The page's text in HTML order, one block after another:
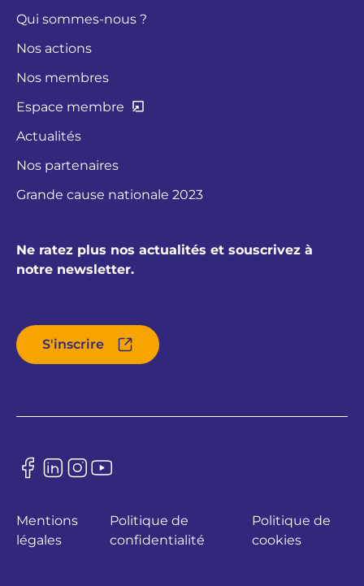
Qui sommes-nous ?
Nos actions
Nos membres
Espace membre
Actualités
Nos partenaires
Grande cause nationale 2023
Ne ratez plus nos actualités et souscrivez à
notre newsletter.
S'inscrire
Mentions
légales
Politique de
confidentialité
Politique de
cookies